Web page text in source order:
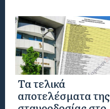
Τα τελικά
αποτελέσματα της